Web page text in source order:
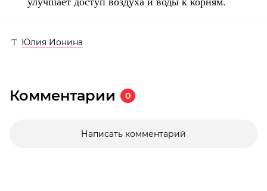
Юлия Ионина
Комментарии 0
Написать комментарий